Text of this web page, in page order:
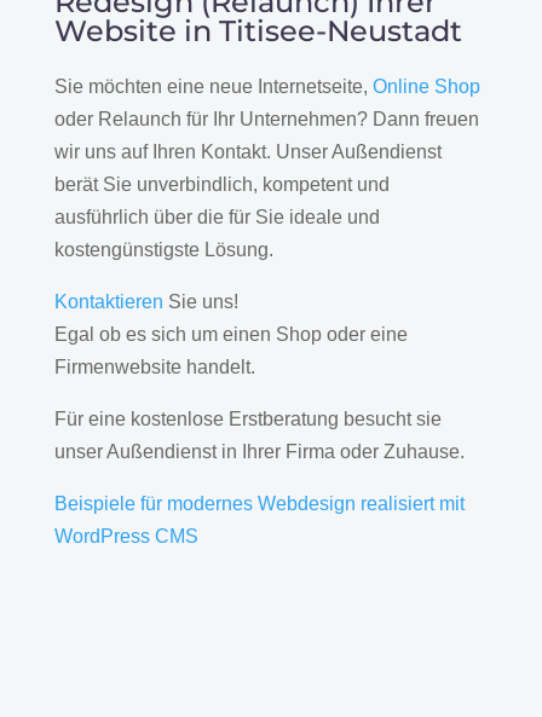
Website in Titisee-Neustadt
Sie möchten eine neue Internetseite, Online Shop
oder Relaunch für Ihr Unternehmen? Dann freuen
wir uns auf Ihren Kontakt. Unser Außendienst
berät Sie unverbindlich, kompetent und
ausführlich über die für Sie ideale und
kostengünstigste Lösung.
Kontaktieren Sie uns!
Egal ob es sich um einen Shop oder eine
Firmenwebsite handelt.
Für eine kostenlose Erstberatung besucht sie
unser Außendienst in Ihrer Firma oder Zuhause.
Beispiele für modernes Webdesign realisiert mit
WordPress CMS